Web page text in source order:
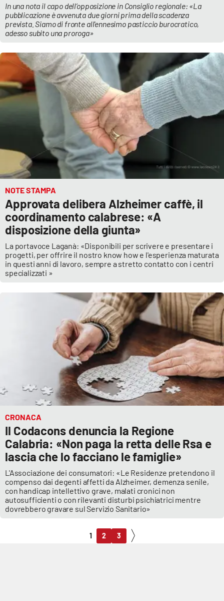
In una nota il capo dell’opposizione in Consiglio regionale: «La
pubblicazione è avvenuta due giorni prima della scadenza
prevista. Siamo di fronte all'ennesimo pasticcio burocratico,
adesso subito una proroga»
NOTE STAMPA
Approvata delibera Alzheimer caffè, il
coordinamento calabrese: «A
disposizione della giunta»
La portavoce Laganà: «Disponibili per scrivere e presentare i
progetti, per offrire il nostro know how e l'esperienza maturata
in questi anni di lavoro, sempre a stretto contatto con i centri
specializzati »
CRONACA
Il Codacons denuncia la Regione
Calabria: «Non paga la retta delle Rsa e
lascia che lo facciano le famiglie»
L'Associazione dei consumatori: «Le Residenze pretendono il
compenso dai degenti affetti da Alzheimer, demenza senile,
con handicap intellettivo grave, malati cronici non
autosufficienti o con rilevanti disturbi psichiatrici mentre
dovrebbero gravare sul Servizio Sanitario»
1 2 3